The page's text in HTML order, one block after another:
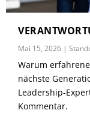
Mai 15, 2026 |
Warum
nächste
Leadership-
Kommentar.